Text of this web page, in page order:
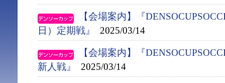
【会場案内】『
日）定期戦』
2025/03/14
【会場案内】『
新人戦』
2025/03/14